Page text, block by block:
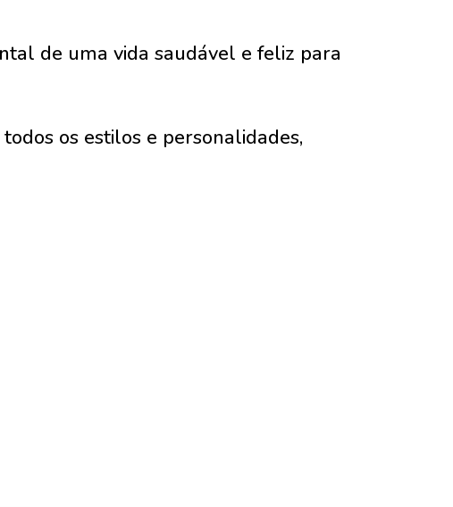
de uma vida saudável e feliz para
os estilos e personalidades,